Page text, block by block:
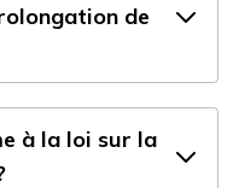
de
à la loi sur la